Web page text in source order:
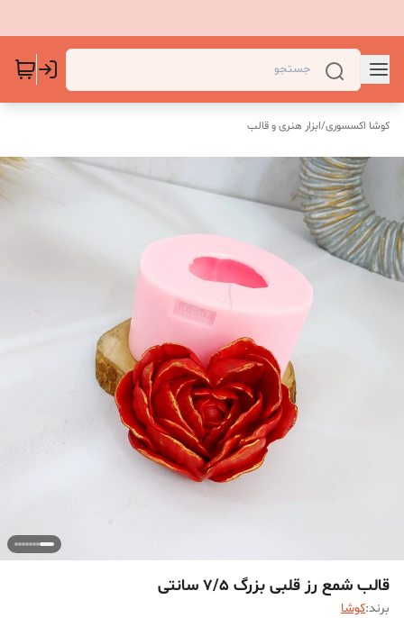
کوشا اکسسوری/ابزار هنری و قالب
قالب شمع رز قلبی بزرگ 7/5 سانتی
برند:کوشا